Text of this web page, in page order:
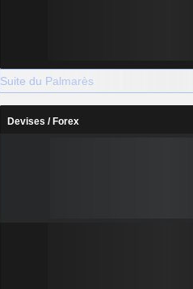
Suite du Palmarès
Devises / Forex